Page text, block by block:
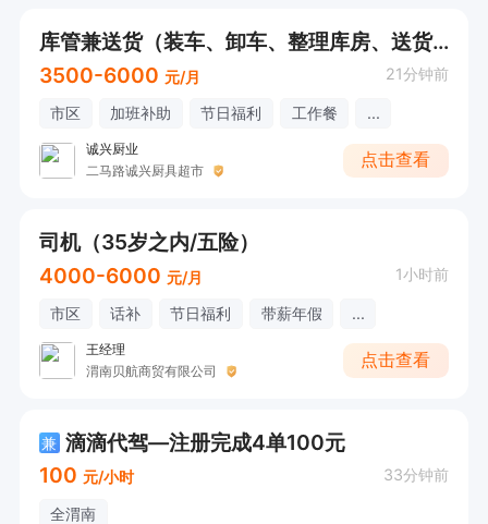
库管兼送货（装车、卸车、整理库房、送货）
3500-6000 元/月 21分钟前
市区 加班补助 节日福利 工作餐 ...
诚兴厨业
二马路诚兴厨具超市
点击查看
司机（35岁之内/五险）
4000-6000 元/月 1小时前
市区 话补 节日福利 带薪年假 ...
王经理
渭南贝航商贸有限公司
点击查看
兼 滴滴代驾—注册完成4单100元
100 元/小时 33分钟前
全渭南